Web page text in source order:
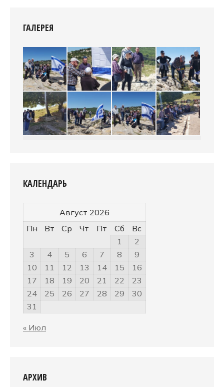
ГАЛЕРЕЯ
КАЛЕНДАРЬ
Август 2026
Пн
Вт Ср Чт Пт Сб
Вс
1
2
3
4 5 6 7 8
9
10
11 12 13 14 15
16
17
18 19 20 21 22
23
24
25 26 27 28 29
30
31
« Июл
АРХИВ